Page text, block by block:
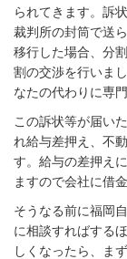
られてきます。訴
裁判所の封筒で送
移行した場合、分
割の交渉を行いま
なたの代わりに専
この訴状等が届い
れ給与差押え、不
す。給与の差押え
ますので会社に借
そうなる前に福岡
に相談すればする
しくなったら、ま